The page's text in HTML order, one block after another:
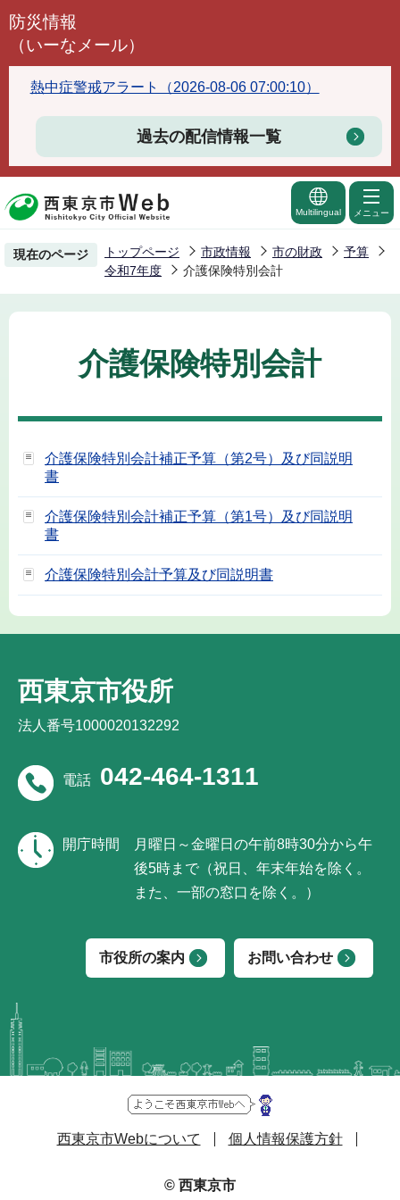
こ
頭
で
防災情報
（いーなメール）
熱中症警戒アラート（2026-08-06 07:00:10）
過去の配信情報一覧
Multilingual メニュー
現在のページ トップページ 市政情報 市の財政
予算
令和7年度
介護保険特別会計
介護保険特別会計
介護保険特別会計補正予算（第2号）及び同説明
書
介護保険特別会計補正予算（第1号）及び同説明
書
介護保険特別会計予算及び同説明書
西東京市役所
法人番号1000020132292
電話 042-464-1311
開庁時間
月曜日～金曜日の午前8時30分から午
後5時まで（祝日、年末年始を除く。
また、一部の窓口を除く。）
市役所の案内 お問い合わせ
西東京市Webについて 個人情報保護方針
© 西東京市